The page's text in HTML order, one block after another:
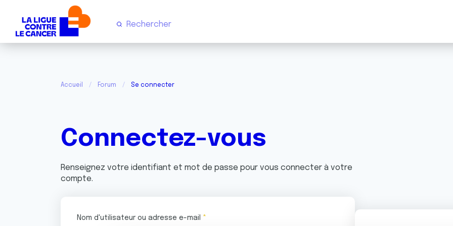
Accueil Forum Se connecter
Connectez-vous
Renseignez votre identifiant et mot de passe pour vous connecter à votre
compte.
Nom d'utilisateur ou adresse e-mail